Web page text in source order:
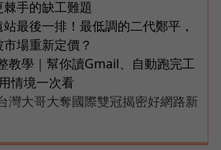
手的缺工難題
最後一排！最低調的二代鄭平，
場重新定價？
教學｜幫你讀Gmail、自動跑完工
情境一次看
灣大哥大奪國際雙冠揭密好網路新